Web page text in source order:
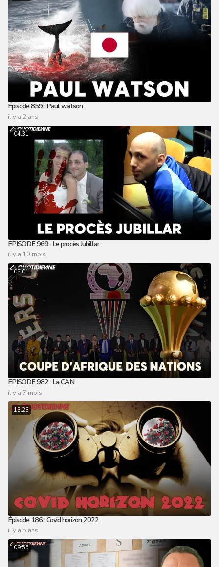
Épisode 859 : Paul watson
il y a 2 ans
04:31
EPISODE 969 : Le procès Jubillar
il y a 10 mois
05:01
EPISODE 982 : La CAN
il y a 7 mois
13:23
Épisode 186 : Covid horizon 2022
il y a 5 ans
09:55